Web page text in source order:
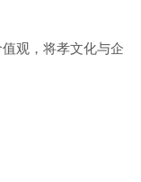
观，将孝文化与企